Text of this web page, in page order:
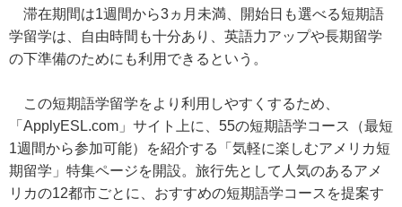
滞在期間は1週間から3ヵ月未満、開始日も選べる短期語
学留学は、自由時間も十分あり、英語力アップや長期留学
の下準備のためにも利用できるという。
この短期語学留学をより利用しやすくするため、
「ApplyESL.com」サイト上に、55の短期語学コース（最短
1週間から参加可能）を紹介する「気軽に楽しむアメリカ短
期留学」特集ページを開設。旅行先として人気のあるアメ
リカの12都市ごとに、おすすめの短期語学コースを提案す